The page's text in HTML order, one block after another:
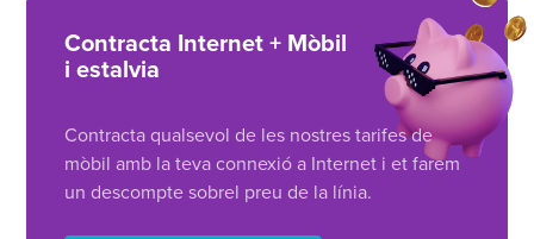
Contracta Internet + Mòbil
i estalvia
Contracta qualsevol de les nostres tarifes de
mòbil amb la teva connexió a Internet i et farem
un descompte sobrel preu de la línia.